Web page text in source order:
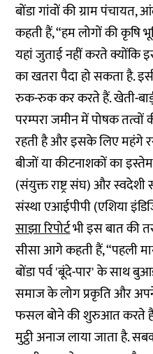
बोंडा गांवों की ग्राम
कहती हैं, “हम लोगों की कृषि
यहां जुताई नहीं करते क्योंकि
का खतरा पैदा हो सकता है.
रुक-रुक कर करते हैं. खेती-
परम्परा जमीन में पोषक तत्वों
रहती है और इसके लिए महंगे
बीजों या कीटनाशकों का
(संयुक्त राष्ट्र संघ) और
संस्था एआईपीपी (एशिया
साझा रिपोर्टभी इस बात की
सीसा आगे कहती हैं, “पहली
बोंडा पर्व 'बूंदे-पार' के साथ
समाज के लोग प्रकृति और
फसल बोने की शुरुआत करते
मुट्ठी अनाज लाया जाता है.